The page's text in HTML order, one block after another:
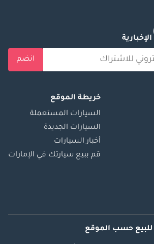
انضم
خريطة الموقع
السيارات المستعملة
السيارات الجديدة
أخبار السيارات
قم ببيع سيارتك في الإمارات
للبيع حسب الموقع